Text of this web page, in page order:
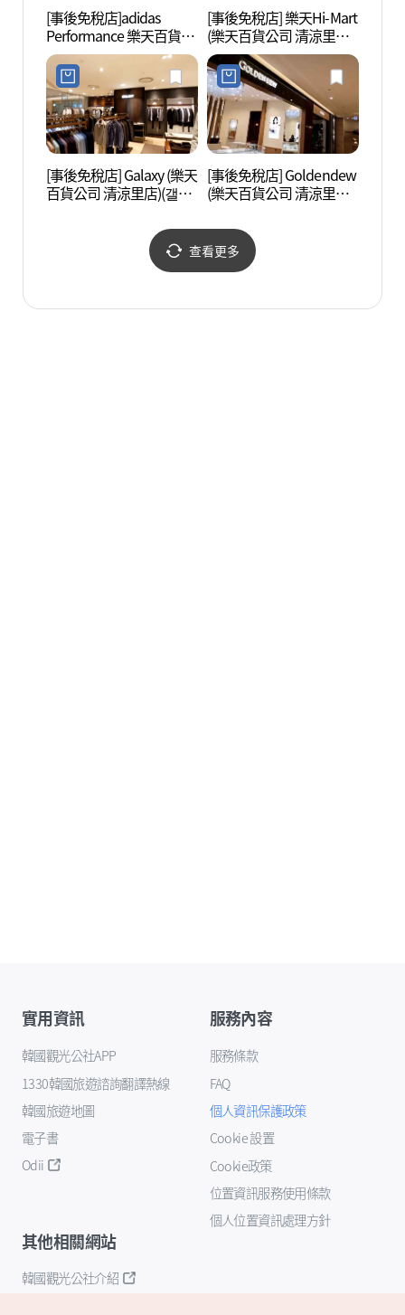
[事後免稅店]adidas
Performance 樂天百貨公
司清涼里店(아디다스 퍼
포먼스 롯데백화점 청량
리점)
[事後免稅店] 樂天Hi-Mart
(樂天百貨公司 清涼里店)
(롯데하이마트 롯데백화
점 청량리점)
[事後免稅店] Galaxy (樂天
百貨公司 清涼里店)(갤럭
[事後免稅店] Goldendew
(樂天百貨公司 清涼里店)
리점)
查看更多
實用資訊
韓國觀光公社APP
1330韓國旅遊諮詢翻譯熱線
韓國旅遊地圖
電子書
Odii
服務內容
服務條款
FAQ
個人資訊保護政策
Cookie 設置
Cookie政策
位置資訊服務使用條款
個人位置資訊處理方針
其他相關網站
韓國觀光公社介紹